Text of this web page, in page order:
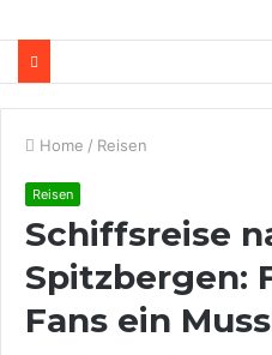
Home / Reisen
Reisen
Schiffsreise
Spitzbergen:
Fans ein